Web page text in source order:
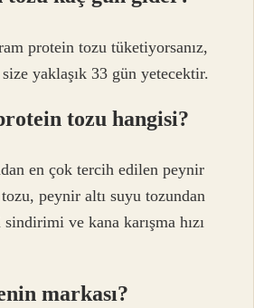
protein tozu tüketiyorsanız,
yaklaşık 33 gün yetecektir.
tozu hangisi?
en çok tercih edilen peynir
peynir altı suyu tozundan
ve kana karışma hızı
markası?